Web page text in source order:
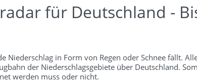
für Deutschland -
Niederschlag in Form von Regen oder Schnee fällt.
der Niederschlagsgebiete über Deutschland.
werden muss oder nicht.